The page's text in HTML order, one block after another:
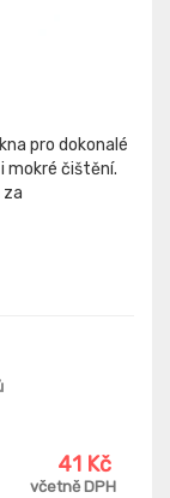
pro dokonalé
mokré čištění.
za
41 Kč
včetně DPH